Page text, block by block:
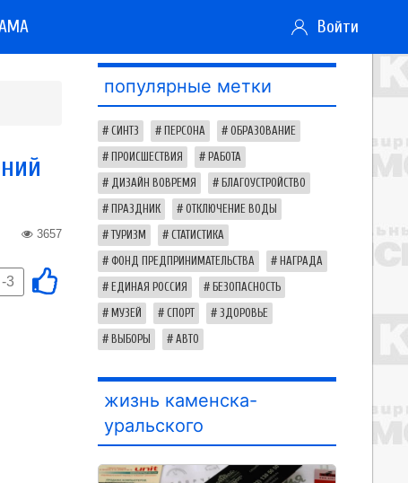
Войти
3657
-3
популярные метки
СИНТЗ ПЕРСОНА ОБРАЗОВАНИЕ
ПРОИСШЕСТВИЯ РАБОТА
ДИЗАЙН ВОВРЕМЯ БЛАГОУСТРОЙСТВО
ПРАЗДНИК ОТКЛЮЧЕНИЕ ВОДЫ
ТУРИЗМ СТАТИСТИКА
ФОНД ПРЕДПРИНИМАТЕЛЬСТВА НАГРАДА
ЕДИНАЯ РОССИЯ БЕЗОПАСНОСТЬ
МУЗЕЙ СПОРТ ЗДОРОВЬЕ
ВЫБОРЫ АВТО
жизнь каменска-
уральского